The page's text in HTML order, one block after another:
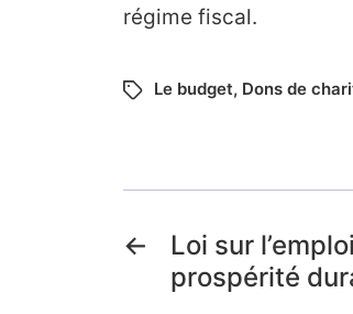
régime fiscal.
Le budget, Dons de
←
Loi sur
prospérité